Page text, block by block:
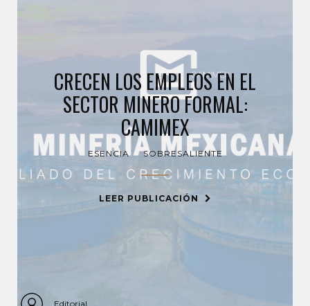
CRECEN LOS EMPLEOS EN EL
SECTOR MINERO FORMAL:
CAMIMEX
ESENCIA SOBRESALIENTE
LEER PUBLICACIÓN
Editorial